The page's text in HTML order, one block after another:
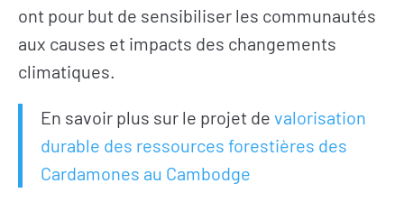
ont pour but de sensibiliser les communautés
aux causes et impacts des changements
climatiques.
En savoir plus sur le projet de valorisation
durable des ressources forestières des
Cardamones au Cambodge